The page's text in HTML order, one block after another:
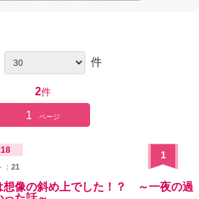
件
2件
1 ページ
21
1
想像の斜め上でした！？ ～一夜の過